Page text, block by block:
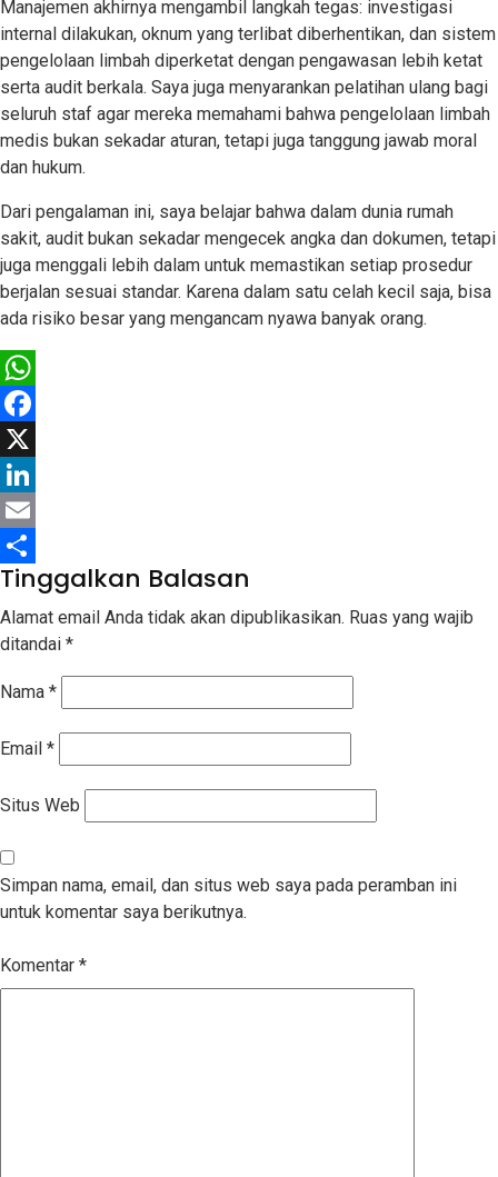
Manajemen akhirnya mengambil langkah tegas: investigasi
internal dilakukan, oknum yang terlibat diberhentikan, dan sistem
pengelolaan limbah diperketat dengan pengawasan lebih ketat
serta audit berkala. Saya juga menyarankan pelatihan ulang bagi
seluruh staf agar mereka memahami bahwa pengelolaan limbah
medis bukan sekadar aturan, tetapi juga tanggung jawab moral
dan hukum.
Dari pengalaman ini, saya belajar bahwa dalam dunia rumah
sakit, audit bukan sekadar mengecek angka dan dokumen, tetapi
juga menggali lebih dalam untuk memastikan setiap prosedur
berjalan sesuai standar. Karena dalam satu celah kecil saja, bisa
ada risiko besar yang mengancam nyawa banyak orang.
WhatsApp
Facebook
X
LinkedIn
Email
Share
Tinggalkan Balasan
Alamat email Anda tidak akan dipublikasikan. Ruas yang wajib
ditandai *
Nama *
Email *
Situs Web
Simpan nama, email, dan situs web saya pada peramban ini
untuk komentar saya berikutnya.
Komentar *